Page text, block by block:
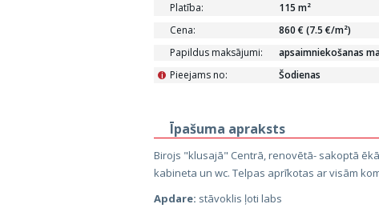
Platība:
115 m²
Cena:
860 € (7.5 €/m²)
Papildus maksājumi:
apsaimniekošanas
Pieejams no:
i Šodienas
Īpašuma apraksts
Birojs "klusajā" Centrā, renovētā- sakoptā
kabineta un wc. Telpas aprīkotas ar visām
Apdare: stāvoklis ļoti labs